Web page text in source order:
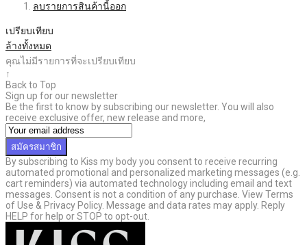
ลบรายการสินค้านี้ออก
เปรียบเทียบ
ล้างทั้งหมด
คุณไม่มีรายการที่จะเปรียบเทียบ
↑
Back to Top
Sign up for our newsletter
Be the first to know by subscribing our newsletter. You will also
receive exclusive offer, new release and more,
สมัครสมาชิก
By subscribing to Kiss my body you consent to receive recurring
automated promotional and personalized marketing messages (e.g.
cart reminders) via automated technology including email and text
messages. Consent is not a condition of any purchase. View Terms
of Use & Privacy Policy. Message and data rates may apply. Reply
HELP for help or STOP to opt-out.